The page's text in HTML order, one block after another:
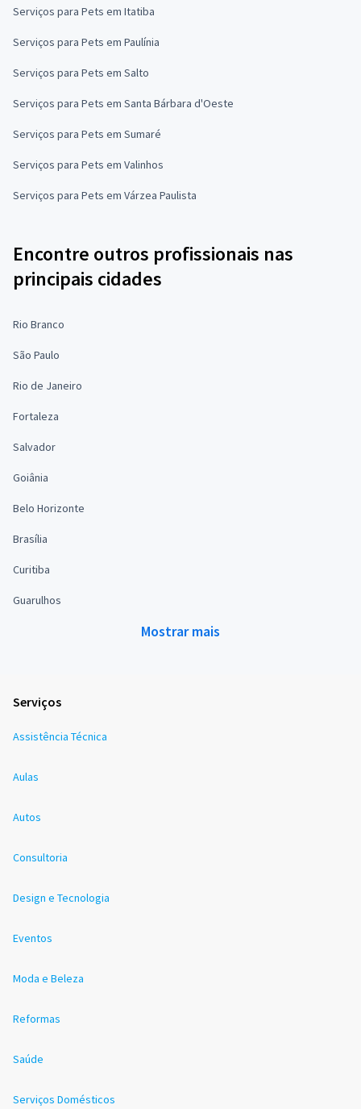
Serviços para Pets em Itatiba
Serviços para Pets em Paulínia
Serviços para Pets em Salto
Serviços para Pets em Santa Bárbara d'Oeste
Serviços para Pets em Sumaré
Serviços para Pets em Valinhos
Serviços para Pets em Várzea Paulista
Encontre outros profissionais nas
principais cidades
Rio Branco
São Paulo
Rio de Janeiro
Fortaleza
Salvador
Goiânia
Belo Horizonte
Brasília
Curitiba
Guarulhos
Mostrar mais
Serviços
Assistência Técnica
Aulas
Autos
Consultoria
Design e Tecnologia
Eventos
Moda e Beleza
Reformas
Saúde
Serviços Domésticos